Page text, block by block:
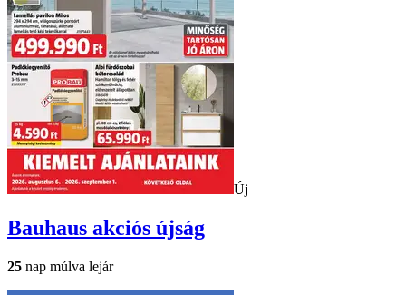
Új
Bauhaus akciós újság
25 nap múlva lejár